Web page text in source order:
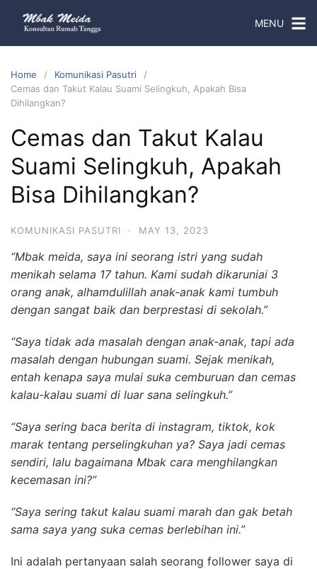
MENU
Home
Komunikasi Pasutri
Cemas dan Takut Kalau Suami Selingkuh, Apakah Bisa
Dihilangkan?
Cemas dan Takut Kalau
Suami Selingkuh, Apakah
Bisa Dihilangkan?
KOMUNIKASI PASUTRI · MAY 13, 2023
“Mbak meida, saya ini seorang istri yang sudah
menikah selama 17 tahun. Kami sudah dikaruniai 3
orang anak, alhamdulillah anak-anak kami tumbuh
dengan sangat baik dan berprestasi di sekolah.”
“Saya tidak ada masalah dengan anak-anak, tapi ada
masalah dengan hubungan suami. Sejak menikah,
entah kenapa saya mulai suka cemburuan dan cemas
kalau-kalau suami di luar sana selingkuh.”
“Saya sering baca berita di instagram, tiktok, kok
marak tentang perselingkuhan ya? Saya jadi cemas
sendiri, lalu bagaimana Mbak cara menghilangkan
kecemasan ini?”
“Saya sering takut kalau suami marah dan gak betah
sama saya yang suka cemas berlebihan ini.”
Ini adalah pertanyaan salah seorang follower saya di